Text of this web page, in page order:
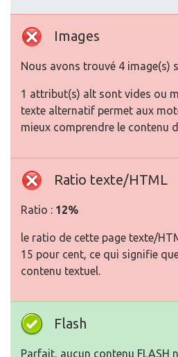
Images
Nous avons trouvé 4 image(s)
1 attribut(s) alt sont vides ou
texte alternatif permet aux
mieux comprendre le contenu
Ratio texte/HTML
Ratio : 12%
le ratio de cette page texte/
15 pour cent, ce qui signifie
contenu textuel.
Flash
Parfait, aucun contenu FLASH